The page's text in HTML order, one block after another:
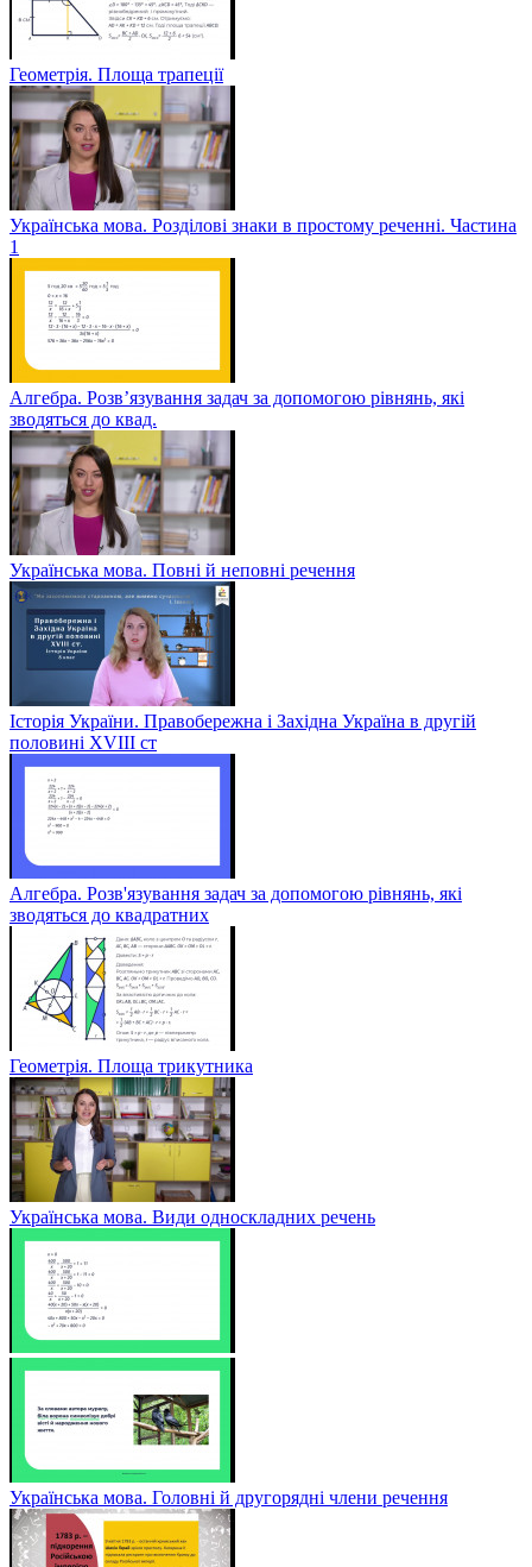
Геометрія. Площа трапеції
Українська мова. Розділові знаки в простому реченні. Частина
1
Алгебра. Розв’язування задач за допомогою рівнянь, які
зводяться до квад.
Українська мова. Повні й неповні речення
Історія України. Правобережна і Західна Україна в другій
половині XVIII ст
Алгебра. Розв'язування задач за допомогою рівнянь, які
зводяться до квадратних
Геометрія. Площа трикутника
Українська мова. Види односкладних речень
Українська мова. Головні й другорядні члени речення